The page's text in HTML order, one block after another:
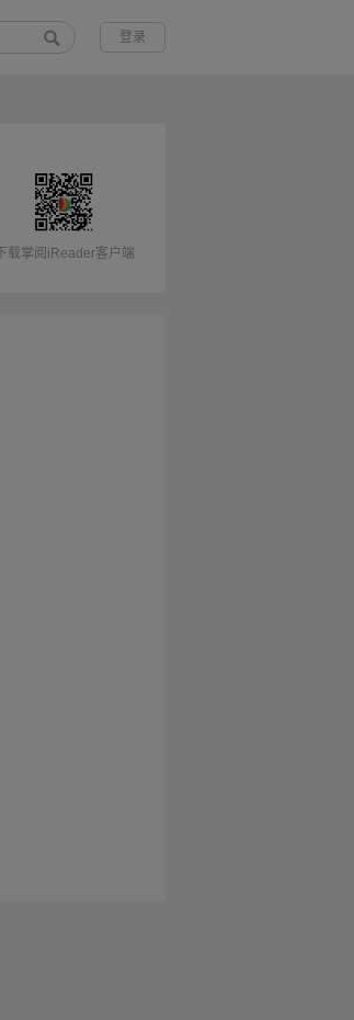
登录
下载掌阅iReader客户端